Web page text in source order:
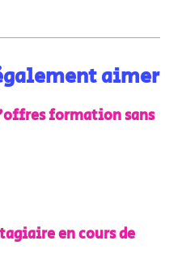
aimer
formation sans
en cours de